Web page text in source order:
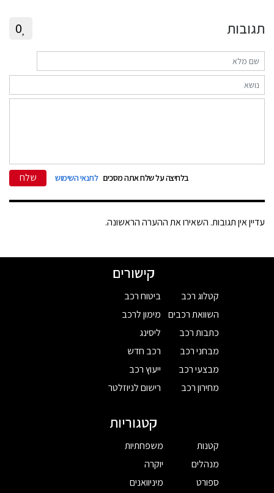
תגובות 0
בלחיצה על שלח אתה מסכים לתנאי השימוש שלח
עדיין אין תגובות. השאירו את ההערה הראשונה.
קישורים
קטלוג רכב
השוואת רכבים
כתבות רכב
מבחני רכב
מבצעי רכב
מחירון רכב
ביטוח רכב
מימון לרכב
ליסינג
רכב חדש
ייעוץ רכב
רישום לניוזלטר
קטגוריות
קטנות
מנהלים
ספורט
משפחתיות
יוקרה
מיניוואנים